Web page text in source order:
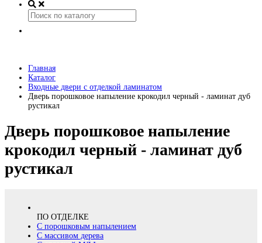
Главная
Каталог
Входные двери с отделкой ламинатом
Дверь порошковое напыление крокодил черный - ламинат дуб
рустикал
Дверь порошковое напыление
крокодил черный - ламинат дуб
рустикал
ПО ОТДЕЛКЕ
С порошковым напылением
С массивом дерева